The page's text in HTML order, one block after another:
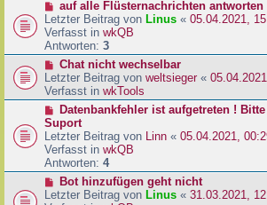
a
g
B
e
i
t
a
g
N
e
u
e
r
B
e
i
r
a
g
auf alle Flüsternachrichten antworten
Letzter Beitrag von Linus « 05.04.2021,
Verfasst in wkQB
Antworten: 3
N
e
u
e
B
e
i
t
a
Chat nicht wechselbar
Letzter Beitrag von weltsieger «
Verfasst in wkTools
N
e
u
e
r
B
e
i
Datenbankfehler ist aufgetreten !
Suport
Letzter Beitrag von Linn « 05.04.2021,
Verfasst in wkQB
Antworten: 4
N
e
Bot hinzufügen geht nicht
Letzter Beitrag von Linus « 31.03.2021,